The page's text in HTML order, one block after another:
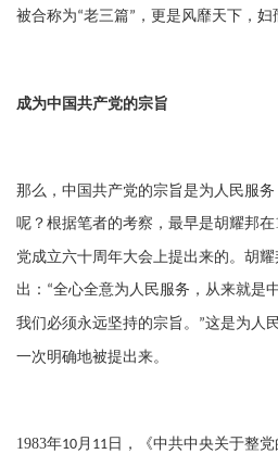
被合称为“老三篇” ，更是风靡天下，妇
成为中国共产党的宗旨
那么，中国共产党的宗旨是为人民服
呢？根据笔者的考察，最早是胡耀邦在
党成立六十周年大会上提出来的。胡
出： “全心全意为人民服务，从来就是
我们必须永远坚持的宗旨。 ”这是为人
一次明确地被提出来。
1983年10 月 11 日，《中共中央关于整